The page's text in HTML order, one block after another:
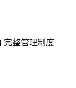
完整管理制度